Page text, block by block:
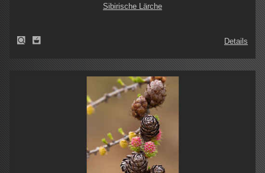
Sibirische Lärche
Details